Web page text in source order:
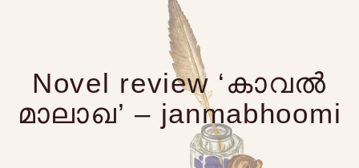
Novel review ‘കാവൽ
മാലാഖ’ – janmabhoomi